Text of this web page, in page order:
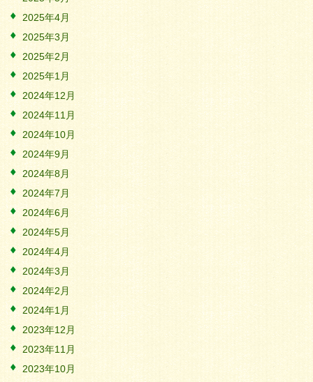
2025年4月
2025年3月
2025年2月
2025年1月
2024年12月
2024年11月
2024年10月
2024年9月
2024年8月
2024年7月
2024年6月
2024年5月
2024年4月
2024年3月
2024年2月
2024年1月
2023年12月
2023年11月
2023年10月